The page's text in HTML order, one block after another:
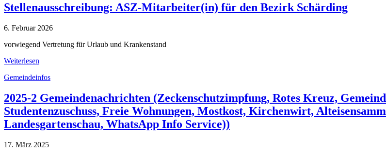
Stellenausschreibung: ASZ-Mitarbeiter(in) für den Bezirk Schärding
6. Februar 2026
vorwiegend Vertretung für Urlaub und Krankenstand
Weiterlesen
Gemeindeinfos
2025-2 Gemeindenachrichten (Zeckenschutzimpfung, Rotes Kreuz,
Studentenzuschuss, Freie Wohnungen, Mostkost, Kirchenwirt,
Landesgartenschau, WhatsApp Info Service))
17. März 2025